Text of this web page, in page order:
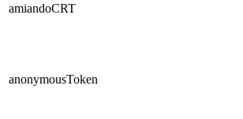
amiandoCRT
anonymousToken